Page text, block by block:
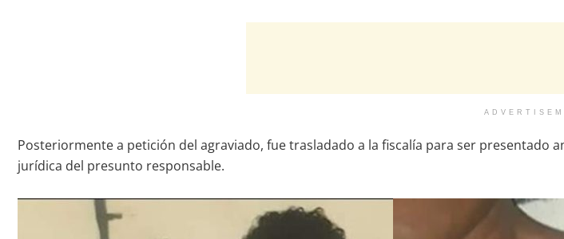
Posteriormente a petición del agraviado, fue trasladado a la fiscalía para ser
jurídica del presunto responsable.